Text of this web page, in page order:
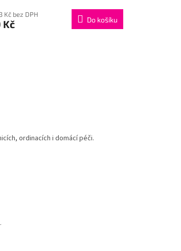
Kč bez DPH
Kč Do košíku
ordinacích i domácí péči.